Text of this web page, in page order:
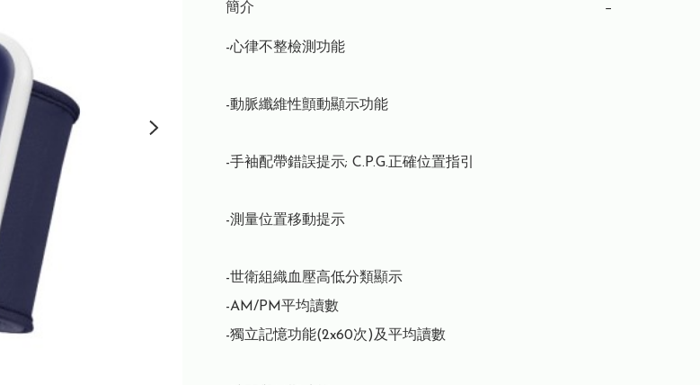
簡介 −
-心律不整檢測功能
-動脈纖維性顫動顯示功能
-手袖配帶錯誤提示; C.P.G.正確位置指引
-測量位置移動提示
-世衛組織血壓高低分類顯示
-AM/PM平均讀數
-獨立記憶功能(2x60次)及平均讀數